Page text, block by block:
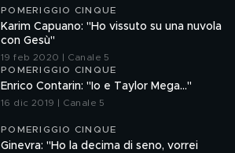
POMERIGGIO CINQUE
Karim Capuano: "Ho vissuto su una nuvola
con Gesù"
19 feb 2020 | Canale 5
POMERIGGIO CINQUE
Enrico Contarin: "Io e Taylor Mega..."
16 dic 2019 | Canale 5
POMERIGGIO CINQUE
Ginevra: "Ho la decima di seno, vorrei